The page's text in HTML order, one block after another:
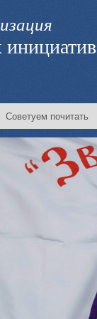
инициатив
Советуем почитать